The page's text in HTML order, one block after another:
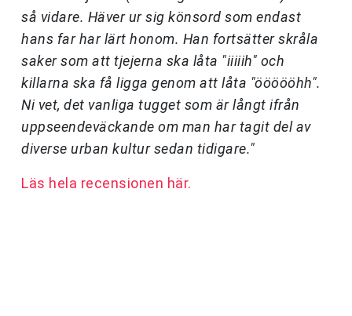
så vidare. Häver ur sig könsord som endast
hans far har lärt honom. Han fortsätter skråla
saker som att tjejerna ska låta "iiiiih" och
killarna ska få ligga genom att låta "öööööhh".
Ni vet, det vanliga tugget som är långt ifrån
uppseendeväckande om man har tagit del av
diverse urban kultur sedan tidigare."
Läs hela recensionen här.